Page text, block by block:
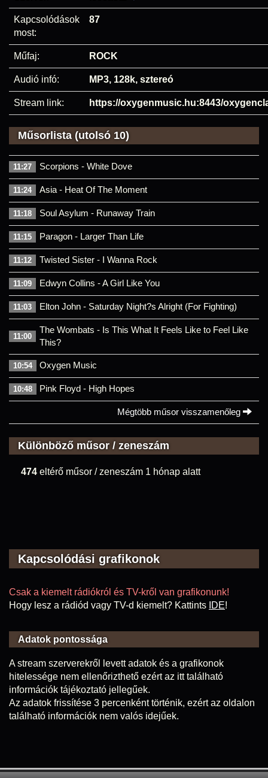
Kapcsolódások
most:
87
Műfaj: ROCK
Audió infó: MP3, 128k, sztereó
Stream link: https://oxygenmusic.hu:8443/
Műsorlista (utolsó 10)
11:27 Scorpions - White Dove
11:24 Asia - Heat Of The Moment
11:18 Soul Asylum - Runaway Train
11:15 Paragon - Larger Than Life
11:12 Twisted Sister - I Wanna Rock
11:09 Edwyn Collins - A Girl Like You
11:03 Elton John - Saturday Night?s Alright (For Fighting)
11:00
The Wombats - Is This What It Feels Like to Feel Like
This?
10:54 Oxygen Music
10:48 Pink Floyd - High Hopes
Mégtöbb műsor visszamenőleg
Különböző műsor / zeneszám
474 eltérő műsor / zeneszám 1 hónap alatt
Kapcsolódási grafikonok
Csak a kiemelt rádiókról és TV-kről van grafikonunk!
Hogy lesz a rádiód vagy TV-d kiemelt? Kattints IDE!
Adatok pontossága
A stream szerverekről levett adatok és a grafikonok
hitelessége nem ellenőrizthető ezért az itt található
információk tájékoztató jellegűek.
Az adatok frissítése 3 percenként történik, ezért az oldalon
található információk nem valós idejűek.